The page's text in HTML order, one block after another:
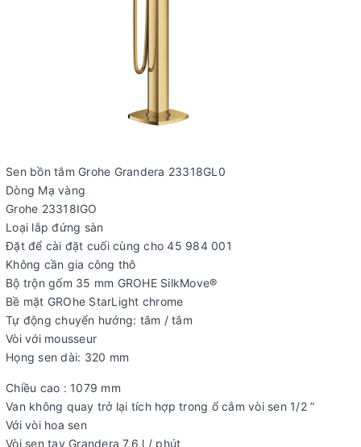
Sen bồn tắm Grohe Grandera 23318GL0
Dòng Mạ vàng
Grohe 23318IGO
Loại lắp đứng sàn
Đặt để cài đặt cuối cùng cho 45 984 001
Không cần gia công thô
Bộ trộn gốm 35 mm GROHE SilkMove®
Bề mặt GROhe StarLight chrome
Tự động chuyển hướng: tắm / tắm
Vòi với mousseur
Họng sen dài: 320 mm
Chiều cao : 1079 mm
Van không quay trở lại tích hợp trong ổ cắm vòi sen 1/2 ”
Với vòi hoa sen
Vòi sen tay Grandera 7.6 l / phút